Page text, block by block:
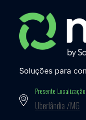
Soluções para
Presente Localização
Uberlândia /MG